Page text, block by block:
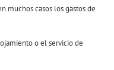
muchos casos los gastos de
o el servicio de